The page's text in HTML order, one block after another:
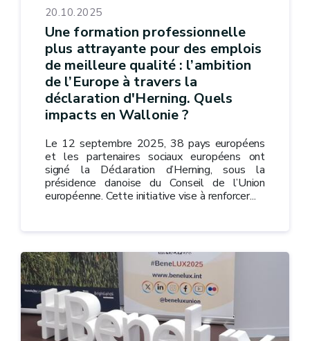
20.10.2025
Une formation professionnelle
plus attrayante pour des emplois
de meilleure qualité : l’ambition
de l’Europe à travers la
déclaration d'Herning. Quels
impacts en Wallonie ?
Le 12 septembre 2025, 38 pays européens
et les partenaires sociaux européens ont
signé la Déclaration d’Herning, sous la
présidence danoise du Conseil de l’Union
européenne. Cette initiative vise à renforcer...